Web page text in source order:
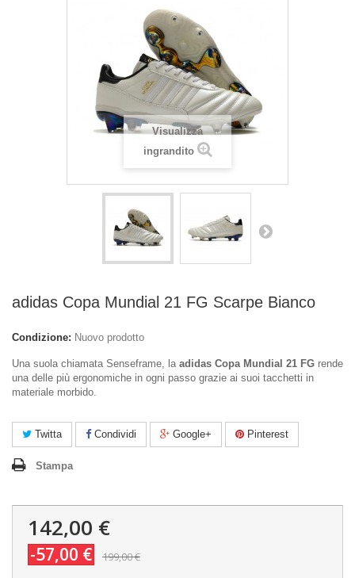
Visualizza
ingrandito
adidas Copa Mundial 21 FG Scarpe Bianco
Condizione: Nuovo prodotto
Una suola chiamata Senseframe, la adidas Copa Mundial 21 FG rende
una delle più ergonomiche in ogni passo grazie ai suoi tacchetti in
materiale morbido.
Twitta Condividi Google+ Pinterest
Stampa
142,00 €
-57,00 € 199,00 €